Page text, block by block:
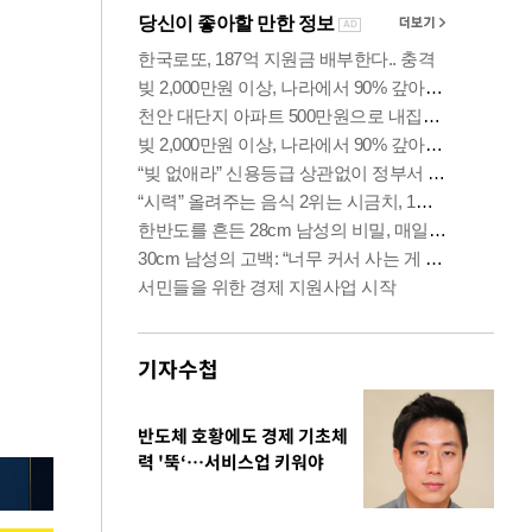
기자수첩
반도체 호황에도 경제 기초체
력 '뚝‘…서비스업 키워야